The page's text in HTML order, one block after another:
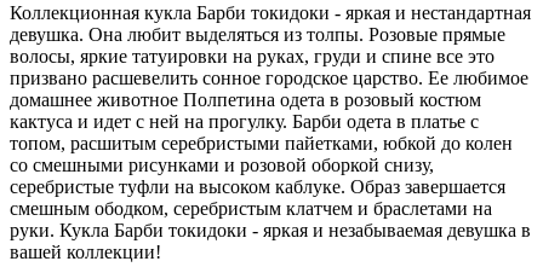
Коллекционная кукла Барби токидоки - яркая и нестандартная
девушка. Она любит выделяться из толпы. Розовые прямые
волосы, яркие татуировки на руках, груди и спине все это
призвано расшевелить сонное городское царство. Ее любимое
домашнее животное Полпетина одета в розовый костюм
кактуса и идет с ней на прогулку. Барби одета в платье с
топом, расшитым серебристыми пайетками, юбкой до колен
со смешными рисунками и розовой оборкой снизу,
серебристые туфли на высоком каблуке. Образ завершается
смешным ободком, серебристым клатчем и браслетами на
руки. Кукла Барби токидоки - яркая и незабываемая девушка в
вашей коллекции!